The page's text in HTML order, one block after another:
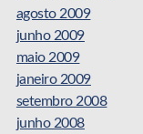
agosto 2009
junho 2009
maio 2009
janeiro 2009
setembro 2008
junho 2008